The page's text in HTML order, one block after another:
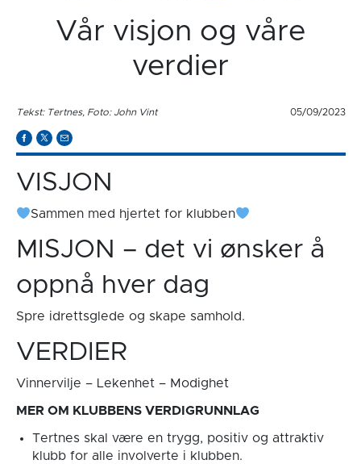
Vår visjon og våre
verdier
Tekst: Tertnes, Foto: John Vint 05/09/2023
VISJON
Sammen med hjertet for klubben
MISJON – det vi ønsker å
oppnå hver dag
Spre idrettsglede og skape samhold.
VERDIER
Vinnervilje – Lekenhet – Modighet
MER OM KLUBBENS VERDIGRUNNLAG
Tertnes skal være en trygg, positiv og attraktiv
klubb for alle involverte i klubben.